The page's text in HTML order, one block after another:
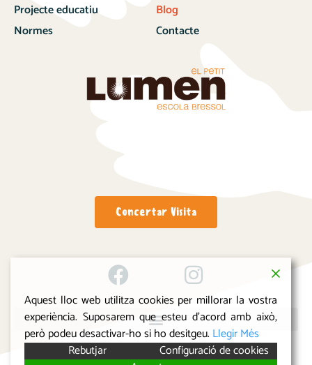
Projecte educatiu
Normes
Blog
Contacte
Concertar Visita
© 2024 Escola Bressol El Petit Lumen
Aquest lloc web utilitza cookies per millorar la vostra
experiència. Suposarem que esteu d'acord amb això,
però podeu desactivar-ho si ho desitgeu. Llegir Més
Rebutjar
Configuració de cookies